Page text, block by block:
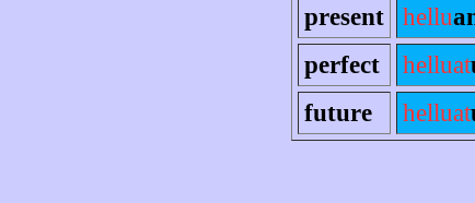
present
hellu
perfect
helluat
future
helluat